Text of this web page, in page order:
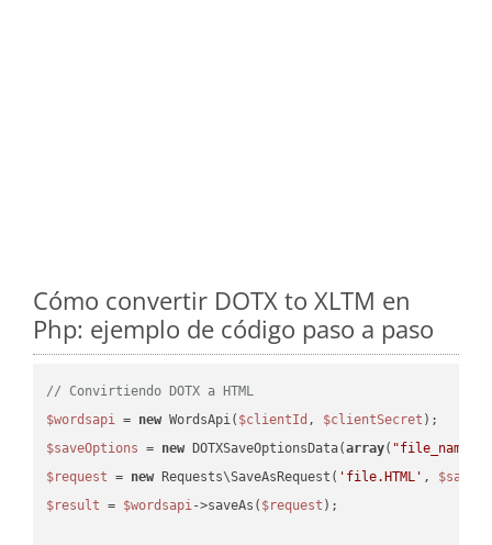
Cómo convertir DOTX to XLTM en
Php: ejemplo de código paso a paso
// Convirtiendo DOTX a HTML
$wordsapi = new WordsApi( $clientId , $clientSecret
$saveOptions = new DOTXSaveOptionsData(array( "file_name"
$request = new Requests\SaveAsRequest( 'file.HTML' ,
$result = $wordsapi->saveAs( $request );